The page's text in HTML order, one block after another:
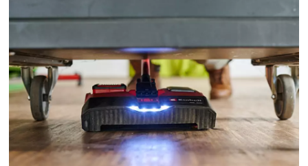
Usercentrics
Consent
Management
Platform